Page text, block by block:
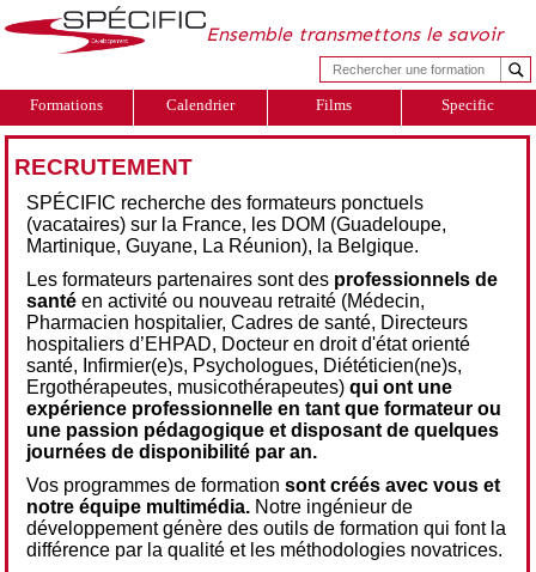
Ensemble transmettons le savoir
Formations Calendrier Films Specific
RECRUTEMENT
SPÉCIFIC recherche des formateurs ponctuels
(vacataires) sur la France, les DOM (Guadeloupe,
Martinique, Guyane, La Réunion), la Belgique.
Les formateurs partenaires sont des professionnels de
santé en activité ou nouveau retraité (Médecin,
Pharmacien hospitalier, Cadres de santé, Directeurs
hospitaliers d’EHPAD, Docteur en droit d'état orienté
santé, Infirmier(e)s, Psychologues, Diététicien(ne)s,
Ergothérapeutes, musicothérapeutes) qui ont une
expérience professionnelle en tant que formateur ou
une passion pédagogique et disposant de quelques
journées de disponibilité par an.
Vos programmes de formation sont créés avec vous et
notre équipe multimédia. Notre ingénieur de
développement génère des outils de formation qui font la
différence par la qualité et les méthodologies novatrices.